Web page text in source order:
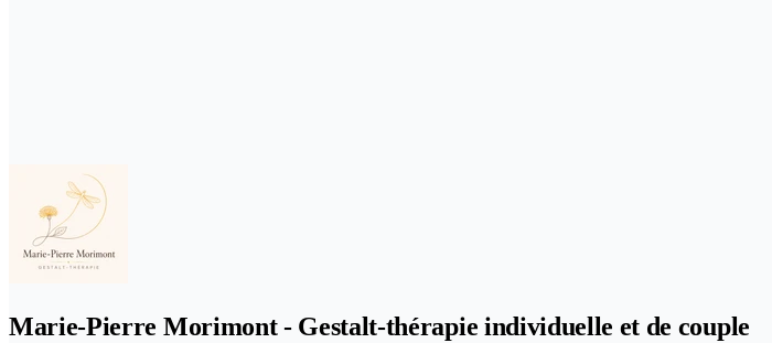
Marie-Pierre Morimont - Gestalt-thérapie individuelle et de couple